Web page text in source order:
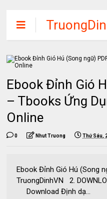
Chia sẽ
các khóa
tập miễn
Ebook Đỉnh Gió
– Tbooks Ứng
Online
0 Nhut Truong Thứ Sáu,
Ebook Đỉnh Gió Hú (Song
TruongDinhVN 2.
Download Định dạ...